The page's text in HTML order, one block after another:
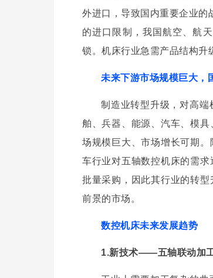
外进口，导致国内重要企业的
的进口限制，我国航空、航
锁。机床行业急需产品结构升
未来下游市场规模巨大，
制造业转型升级，对高
舶、兵器、能源、汽车、模
场规模巨大、市场增长可期
车行业对五轴数控机床的需
批量采购，因此其行业的转
前景的市场。
数控机床未来发展趋势
1.新技术——五轴联动加
版基金的资助，2019年底就可以由机械出版社出版